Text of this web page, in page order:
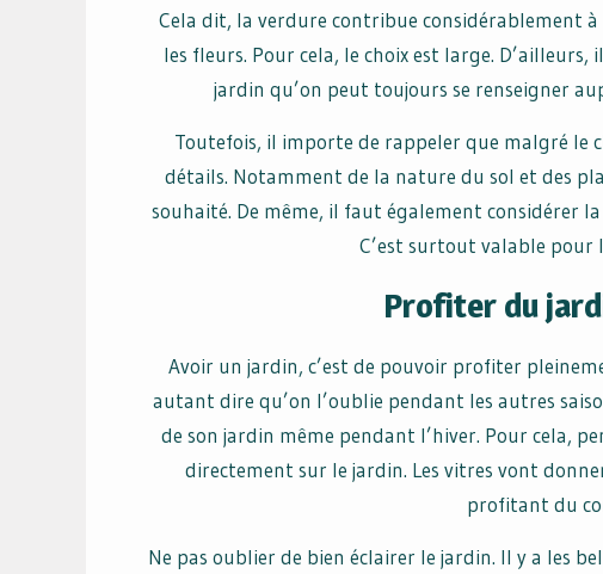
Cela dit, la verdure contribue considérablement
les fleurs. Pour cela, le choix est large.
jardin qu’on peut toujours se renseigner
Toutefois, il importe de rappeler que malgré le
détails. Notamment de la nature du sol et des
souhaité. De même, il faut également considérer
C’est surtout valable pour
Profiter du
Avoir un jardin, c’est de pouvoir profiter
autant dire qu’on l’oublie pendant les autres
de son jardin même pendant l’hiver. Pour cela,
directement sur le jardin. Les vitres vont
profitant du
Ne pas oublier de bien éclairer le jardin. Il y a les